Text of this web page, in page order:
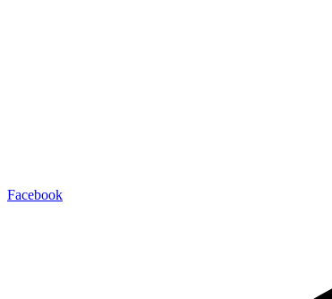
Facebook